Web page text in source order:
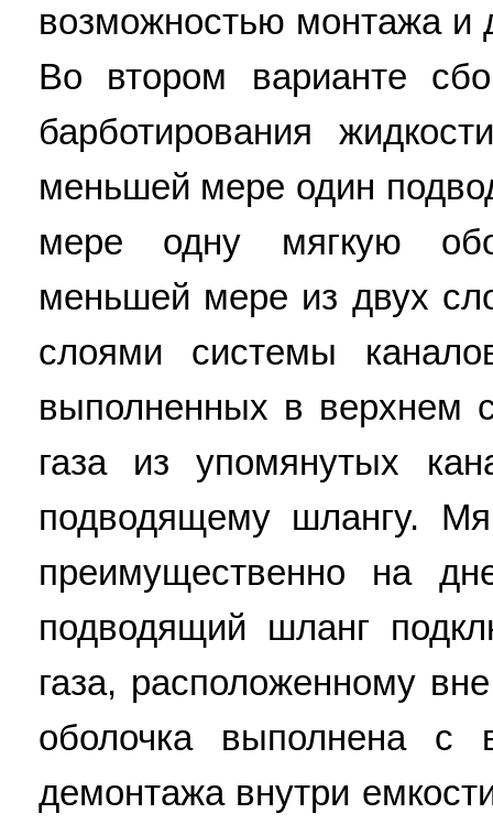
возможностью монтажа и
Во втором варианте
барботирования
меньшей мере один
мере одну мягкую
меньшей мере из двух
слоями системы
выполненных в верхнем
газа из упомянутых
подводящему шлангу.
преимущественно на
подводящий шланг
газа, расположенному
оболочка выполнена с
демонтажа внутри